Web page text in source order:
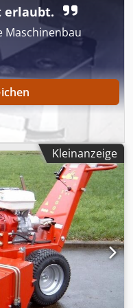
erlaubt.
Maschinenbau
Kleinanzeige